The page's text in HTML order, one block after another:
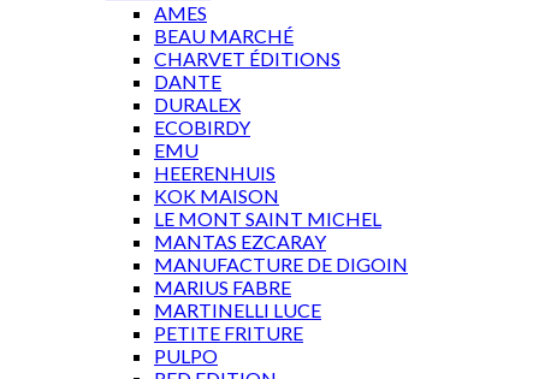
AMES
BEAU MARCHÉ
CHARVET ÉDITIONS
DANTE
DURALEX
ECOBIRDY
EMU
HEERENHUIS
KOK MAISON
LE MONT SAINT MICHEL
MANTAS EZCARAY
MANUFACTURE DE DIGOIN
MARIUS FABRE
MARTINELLI LUCE
PETITE FRITURE
PULPO